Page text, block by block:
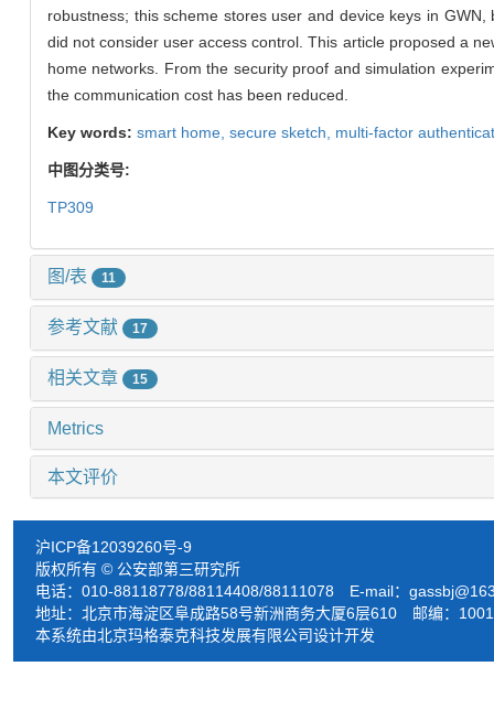
robustness; this scheme stores user and device keys in
did not consider user access control. This article proposed a
home networks. From the security proof and simulation
the communication cost has been reduced.
Key words: smart home, secure sketch, multi-factor
中图分类号:
TP309
图/表 11
参考文献 17
相关文章 15
Metrics
本文评价
沪ICP备12039260号-9
版权所有 © 公安部第三研究所
电话：010-88118778/88114408/88111078 E-mail：
地址：北京市海淀区阜成路58号新洲商务大厦6层610 邮编：
本系统由北京玛格泰克科技发展有限公司设计开发